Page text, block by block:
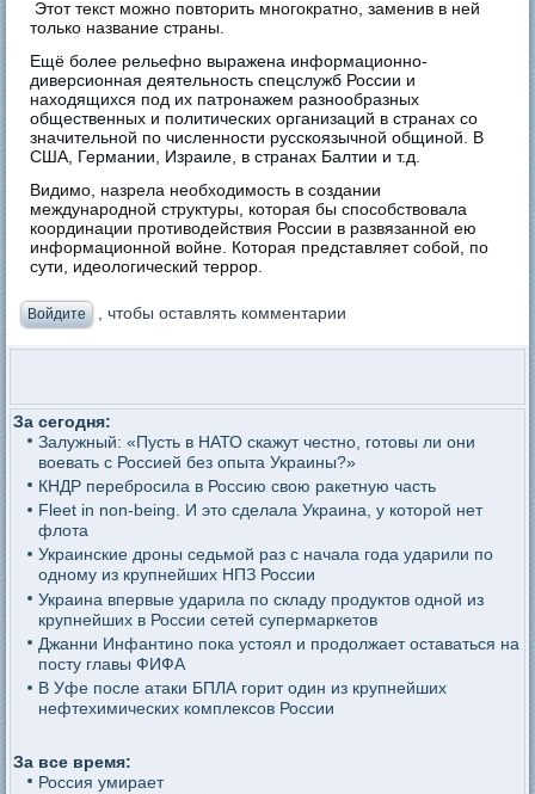
Этот текст можно повторить многократно, заменив в ней
только название страны.
Ещё более рельефно выражена информационно-
диверсионная деятельность спецслужб России и
находящихся под их патронажем разнообразных
общественных и политических организаций в странах со
значительной по численности русскоязычной общиной. В
США, Германии, Израиле, в странах Балтии и т.д.
Видимо, назрела необходимость в создании
международной структуры, которая бы способствовала
координации противодействия России в развязанной ею
информационной войне. Которая представляет собой, по
сути, идеологический террор.
Войдите , чтобы оставлять комментарии
За сегодня:
Залужный: «Пусть в НАТО скажут честно, готовы ли они
воевать с Россией без опыта Украины?»
КНДР перебросила в Россию свою ракетную часть
Fleet in non-being. И это сделала Украина, у которой нет
флота
Украинские дроны седьмой раз с начала года ударили по
одному из крупнейших НПЗ России
Украина впервые ударила по складу продуктов одной из
крупнейших в России сетей супермаркетов
Джанни Инфантино пока устоял и продолжает оставаться на
посту главы ФИФА
В Уфе после атаки БПЛА горит один из крупнейших
нефтехимических комплексов России
За все время:
Россия умирает